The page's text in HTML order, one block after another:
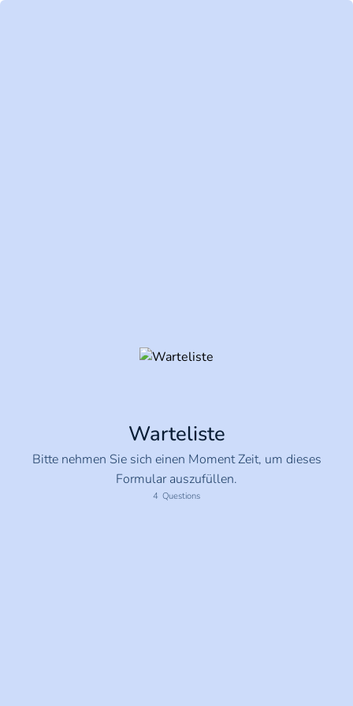
Warteliste
Bitte nehmen Sie sich einen Moment Zeit, um dieses
Formular auszufüllen.
4 Questions